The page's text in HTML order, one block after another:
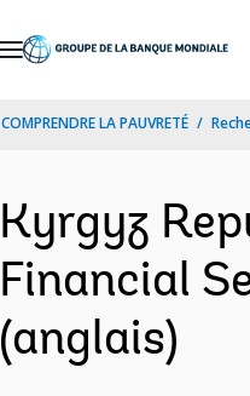
COMPRENDRE LA PAUVRETÉ
Kyrgyz
Financial
(anglais)